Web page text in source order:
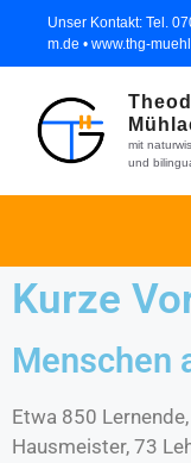
Unser Kontakt: Tel.
m.de • www.thg-
mit
und
Kurze
Menschen
Etwa 850
Hausmeister, 73